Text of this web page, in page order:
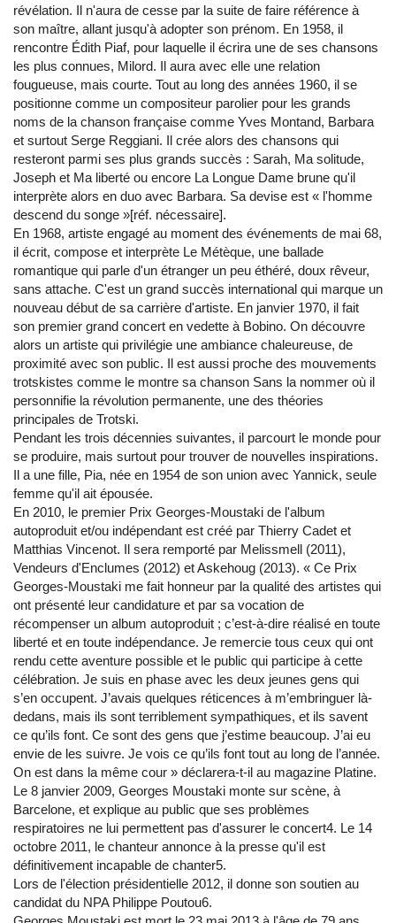
révélation. Il n'aura de cesse par la suite de faire référence à
son maître, allant jusqu'à adopter son prénom. En 1958, il
rencontre Édith Piaf, pour laquelle il écrira une de ses chansons
les plus connues, Milord. Il aura avec elle une relation
fougueuse, mais courte. Tout au long des années 1960, il se
positionne comme un compositeur parolier pour les grands
noms de la chanson française comme Yves Montand, Barbara
et surtout Serge Reggiani. Il crée alors des chansons qui
resteront parmi ses plus grands succès : Sarah, Ma solitude,
Joseph et Ma liberté ou encore La Longue Dame brune qu'il
interprète alors en duo avec Barbara. Sa devise est « l'homme
descend du songe »[réf. nécessaire].
En 1968, artiste engagé au moment des événements de mai 68,
il écrit, compose et interprète Le Métèque, une ballade
romantique qui parle d'un étranger un peu éthéré, doux rêveur,
sans attache. C'est un grand succès international qui marque un
nouveau début de sa carrière d'artiste. En janvier 1970, il fait
son premier grand concert en vedette à Bobino. On découvre
alors un artiste qui privilégie une ambiance chaleureuse, de
proximité avec son public. Il est aussi proche des mouvements
trotskistes comme le montre sa chanson Sans la nommer où il
personnifie la révolution permanente, une des théories
principales de Trotski.
Pendant les trois décennies suivantes, il parcourt le monde pour
se produire, mais surtout pour trouver de nouvelles inspirations.
Il a une fille, Pia, née en 1954 de son union avec Yannick, seule
femme qu'il ait épousée.
En 2010, le premier Prix Georges-Moustaki de l'album
autoproduit et/ou indépendant est créé par Thierry Cadet et
Matthias Vincenot. Il sera remporté par Melissmell (2011),
Vendeurs d'Enclumes (2012) et Askehoug (2013). « Ce Prix
Georges-Moustaki me fait honneur par la qualité des artistes qui
ont présenté leur candidature et par sa vocation de
récompenser un album autoproduit ; c’est-à-dire réalisé en toute
liberté et en toute indépendance. Je remercie tous ceux qui ont
rendu cette aventure possible et le public qui participe à cette
célébration. Je suis en phase avec les deux jeunes gens qui
s’en occupent. J’avais quelques réticences à m’embringuer là-
dedans, mais ils sont terriblement sympathiques, et ils savent
ce qu’ils font. Ce sont des gens que j’estime beaucoup. J’ai eu
envie de les suivre. Je vois ce qu’ils font tout au long de l’année.
On est dans la même cour » déclarera-t-il au magazine Platine.
Le 8 janvier 2009, Georges Moustaki monte sur scène, à
Barcelone, et explique au public que ses problèmes
respiratoires ne lui permettent pas d'assurer le concert4. Le 14
octobre 2011, le chanteur annonce à la presse qu'il est
définitivement incapable de chanter5.
Lors de l'élection présidentielle 2012, il donne son soutien au
candidat du NPA Philippe Poutou6.